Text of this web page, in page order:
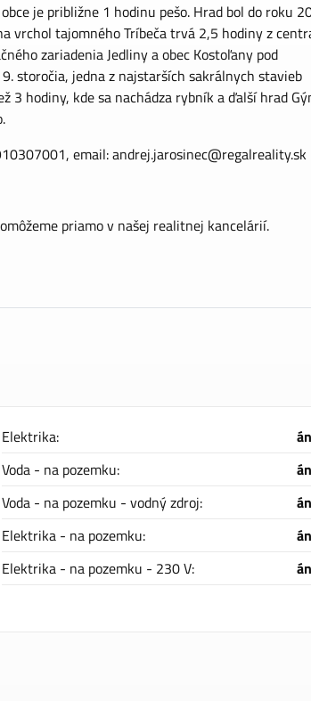
je približne 1 hodinu pešo. Hrad bol do roku
vrchol tajomného Tríbeča trvá 2,5 hodiny z
zariadenia Jedliny a obec Kostoľany pod
storočia, jedna z najstarších sakrálnych stavieb
3 hodiny, kde sa nachádza rybník a ďalší hrad
email:andrej.jarosinec@regalreality.sk
priamo v našej realitnej kancelárií.
Elektrika:
Voda - na pozemku:
Voda - na pozemku - vodný zdroj:
Elektrika - na pozemku:
Elektrika - na pozemku - 230 V: